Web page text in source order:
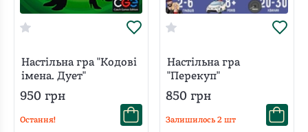
Настільна гра "Кодові
імена. Дует"
950 грн
Остання!
Настільна гра
"Перекуп"
850 грн
Залишилось 2 шт